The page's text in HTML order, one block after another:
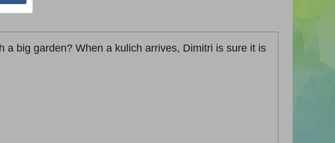
a big garden? When a kulich arrives, Dimitri is sure it is